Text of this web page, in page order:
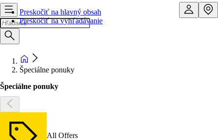
Preskočiť na hlavný obsah
Preskočiť na vyhľadávanie
Špeciálne ponuky
Špeciálne ponuky
All Offers